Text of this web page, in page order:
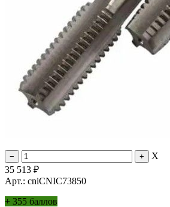
X
35 513 ₽
Арт.: cniCNIC73850
+ 355 баллов